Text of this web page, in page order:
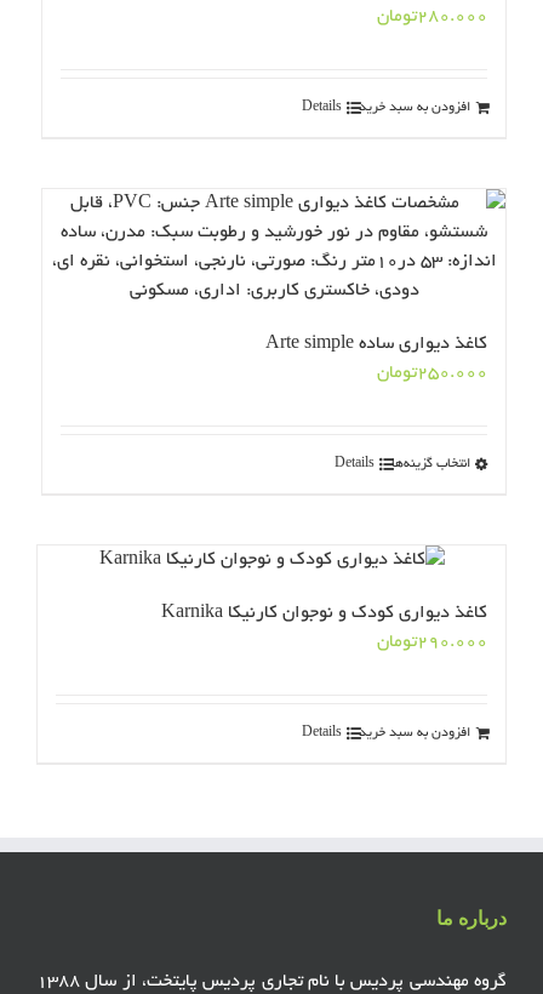
280.000تومان
افزودن به سبد خرید Details
کاغذ دیواری ساده Arte simple
250.000تومان
انتخاب گزینه‌ها Details
کاغذ دیواری کودک و نوجوان کارنیکا Karnika
290.000تومان
افزودن به سبد خرید Details
درباره ما
گروه مهندسی پردیس با نام تجاری پردیس پایتخت، از سال ۱۳۸۸